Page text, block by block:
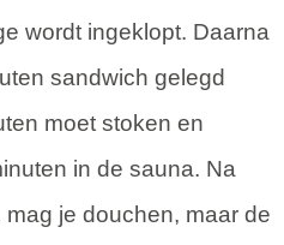
wordt ingeklopt. Daarna
sandwich gelegd
moet stoken en
in de sauna. Na
je douchen, maar de